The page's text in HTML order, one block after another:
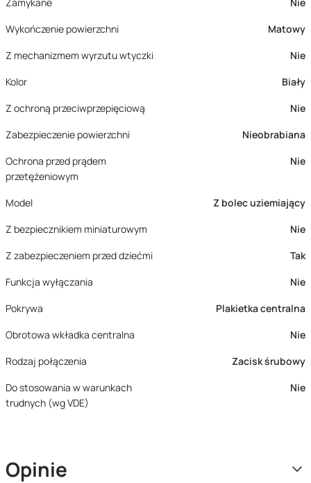
Wykończenie powierzchni
Matowy
Z mechanizmem wyrzutu wtyczki
Nie
Kolor
Biały
Z ochroną przeciwprzepięciową
Nie
Zabezpieczenie powierzchni
Nieobrabiana
Ochrona przed prądem
przetężeniowym
Nie
Model
Z bolec uziemiający
Z bezpiecznikiem miniaturowym
Nie
Z zabezpieczeniem przed dziećmi
Tak
Funkcja wyłączania
Nie
Pokrywa
Plakietka centralna
Obrotowa wkładka centralna
Nie
Rodzaj połączenia
Zacisk śrubowy
Do stosowania w warunkach
trudnych (wg VDE)
Nie
Opinie